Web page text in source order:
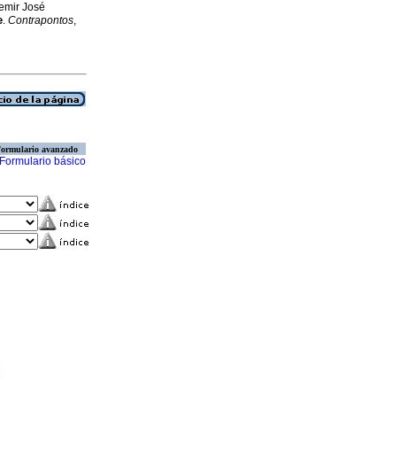
José
. Contrapontos,
avanzado
Formulario básico